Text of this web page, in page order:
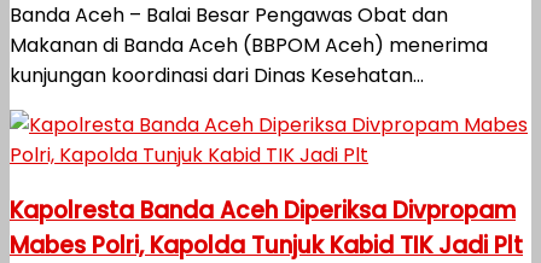
Banda Aceh – Balai Besar Pengawas Obat dan
Makanan di Banda Aceh (BBPOM Aceh) menerima
kunjungan koordinasi dari Dinas Kesehatan...
Kapolresta Banda Aceh Diperiksa Divpropam
Mabes Polri, Kapolda Tunjuk Kabid TIK Jadi Plt